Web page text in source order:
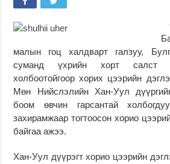
малын гоц халдварт галзуу,
суманд үхрийн хорт салст
холбоотойгоор хорих цээрийн
Мөн Нийслэлийн Хан-Уул
боом өвчин гарсантай
захирамжаар тогтоосон хорио
байгаа ажээ.
Хан-Уул дүүрэгт хорио цээрийн